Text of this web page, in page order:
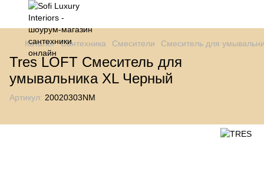
Каталог Сантехника Смесители Смеситель для
Tres LOFT Смеситель для
умывальника XL Черный
Артикул: 20020303NM